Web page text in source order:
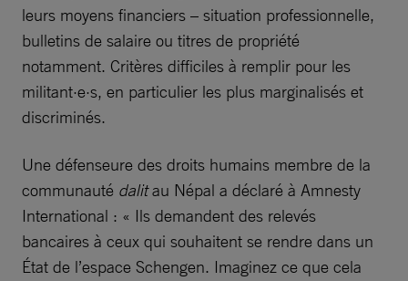
leurs moyens financiers – situation professionnelle,
bulletins de salaire ou titres de propriété
notamment. Critères difficiles à remplir pour les
militant·e·s, en particulier les plus marginalisés et
discriminés.
Une défenseure des droits humains membre de la
communauté dalitau Népal a déclaré à Amnesty
International : « Ils demandent des relevés
bancaires à ceux qui souhaitent se rendre dans un
État de l’espace Schengen. Imaginez ce que cela